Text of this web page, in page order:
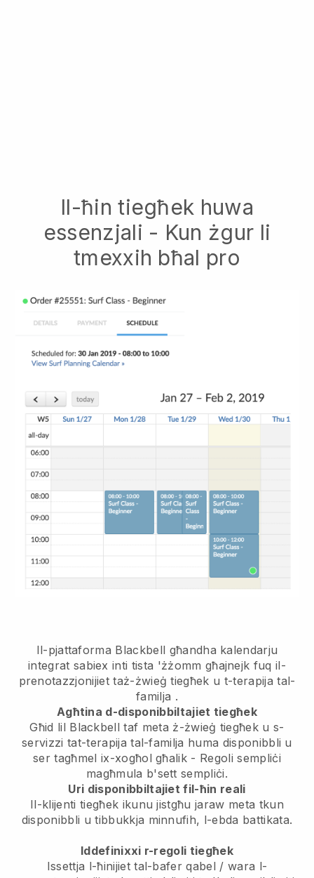
Il-ħin tiegħek huwa
essenzjali - Kun żgur li
tmexxih bħal pro
Il-pjattaforma Blackbell għandha kalendarju
integrat sabiex inti tista 'żżomm għajnejk fuq il-
prenotazzjonijiet taż-żwieġ tiegħek u t-terapija tal-
familja .
Agħtina d-disponibbiltajiet tiegħek
Għid lil Blackbell taf meta ż-żwieġ tiegħek u s-
servizzi tat-terapija tal-familja huma disponibbli u
ser tagħmel ix-xogħol għalik - Regoli sempliċi
magħmula b'sett sempliċi.
Uri disponibbiltajiet fil-ħin reali
Il-klijenti tiegħek ikunu jistgħu jaraw meta tkun
disponibbli u tibbukkja minnufih, l-ebda battikata.
Iddefinixxi r-regoli tiegħek
Issettja l-ħinijiet tal-bafer qabel / wara l-